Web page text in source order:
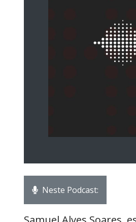
Neste Podcast: